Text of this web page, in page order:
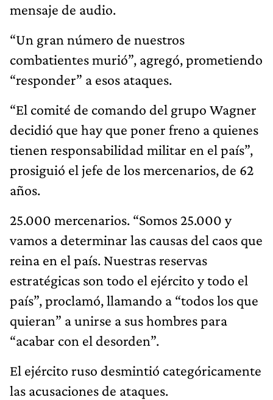
mensaje de audio.
“Un gran número de nuestros
combatientes murió”, agregó, prometiendo
“responder” a esos ataques.
“El comité de comando del grupo Wagner
decidió que hay que poner freno a quienes
tienen responsabilidad militar en el país”,
prosiguió el jefe de los mercenarios, de 62
años.
25.000 mercenarios. “Somos 25.000 y
vamos a determinar las causas del caos que
reina en el país. Nuestras reservas
estratégicas son todo el ejército y todo el
país”, proclamó, llamando a “todos los que
quieran” a unirse a sus hombres para
“acabar con el desorden”.
El ejército ruso desmintió categóricamente
las acusaciones de ataques.